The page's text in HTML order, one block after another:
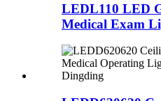
LEDL110 LED
Medical Exam